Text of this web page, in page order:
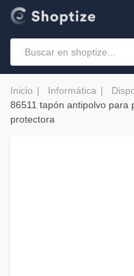
Inicio Informática
86511 tapón antipolvo para
protectora